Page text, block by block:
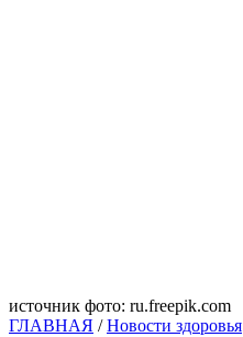
источник фото: ru.freepik.com
ГЛАВНАЯ /Новости здоровья